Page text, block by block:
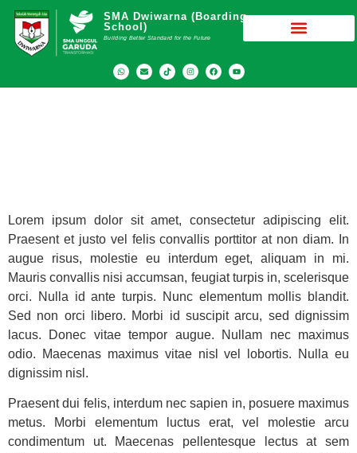
SMA Dwiwarna (Boarding
School)
Building Better Standard for the Future
Lorem ipsum dolor sit amet, consectetur adipiscing elit.
Praesent et justo vel felis convallis porttitor at non diam. In
augue risus, molestie eu interdum eget, aliquam in mi.
Mauris convallis nisi accumsan, feugiat turpis in, scelerisque
orci. Nulla id ante turpis. Nunc elementum mollis blandit.
Sed non orci libero. Morbi id suscipit arcu, sed dignissim
lacus. Donec vitae tempor augue. Nullam nec maximus
odio. Maecenas maximus vitae nisl vel lobortis. Nulla eu
dignissim nisl.
Praesent dui felis, interdum nec sapien in, posuere maximus
metus. Morbi elementum luctus erat, vel molestie arcu
condimentum ut. Maecenas pellentesque lectus at sem